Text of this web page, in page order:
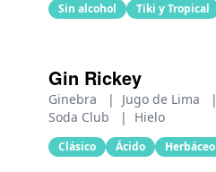
Sin alcohol Tiki y Tropical
Gin Rickey
Ginebra | Jugo de Lima
|
Soda Club
| Hielo
Clásico Ácido Herbáceo